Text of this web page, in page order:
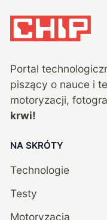
Portal
piszący o nauce i
motoryzacji,
krwi!
NA SKRÓTY
Technologie
Testy
Motoryzacja